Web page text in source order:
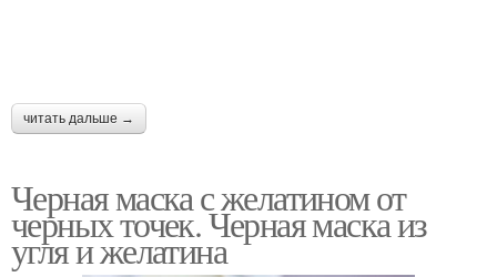
читать дальше →
Черная маска с желатином от
черных точек. Черная маска из
угля и желатина